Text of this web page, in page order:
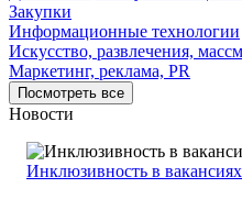
Закупки
Информационные технологии
Искусство, развлечения,
Маркетинг, реклама, PR
Посмотреть все
Новости
Инклюзивность в